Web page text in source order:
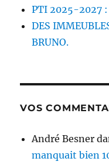
PTI 2025-2027
DES
BRUNO.
VOS
André Besner
manquait bien